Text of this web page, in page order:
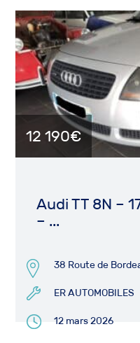
12 190€
Audi TT 8N –
– ...
38 Route de
ER AUTOMOBILES
12 mars 2026